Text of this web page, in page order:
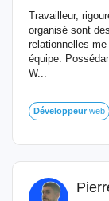
Travailleur,
organisé sont
relationnelles
équipe.
W...
Développeur web